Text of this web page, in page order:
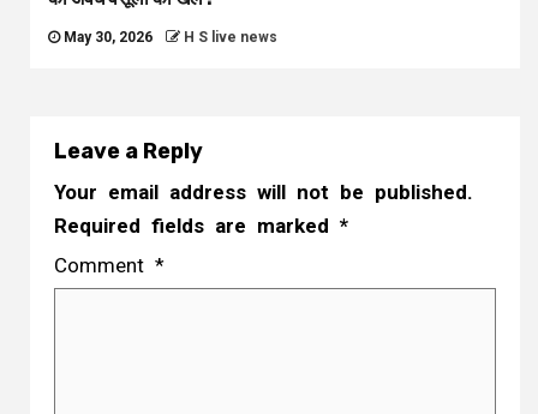
May 30, 2026 H S live news
Leave a Reply
Your email address will not be published.
Required fields are marked *
Comment *